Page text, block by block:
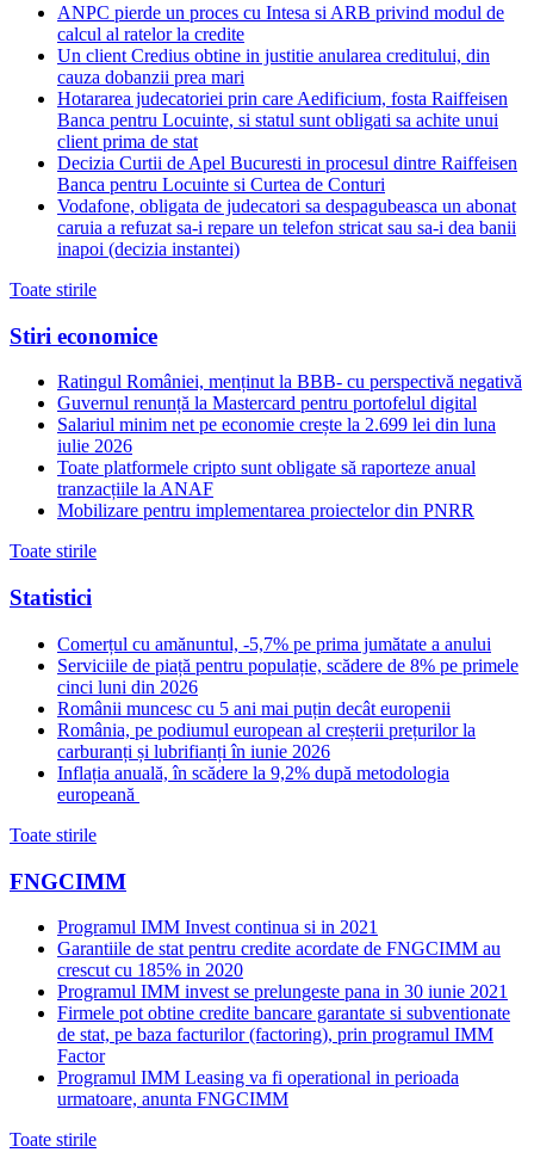
ANPC pierde un proces cu Intesa si ARB privind modul de
calcul al ratelor la credite
Un client Credius obtine in justitie anularea creditului, din
cauza dobanzii prea mari
Hotararea judecatoriei prin care Aedificium, fosta Raiffeisen
Banca pentru Locuinte, si statul sunt obligati sa achite unui
client prima de stat
Decizia Curtii de Apel Bucuresti in procesul dintre Raiffeisen
Banca pentru Locuinte si Curtea de Conturi
Vodafone, obligata de judecatori sa despagubeasca un abonat
caruia a refuzat sa-i repare un telefon stricat sau sa-i dea banii
inapoi (decizia instantei)
Toate stirile
Stiri economice
Ratingul României, menținut la BBB- cu perspectivă negativă
Guvernul renunță la Mastercard pentru portofelul digital
Salariul minim net pe economie crește la 2.699 lei din luna
iulie 2026
Toate platformele cripto sunt obligate să raporteze anual
tranzacțiile la ANAF
Mobilizare pentru implementarea proiectelor din PNRR
Toate stirile
Statistici
Comerțul cu amănuntul, -5,7% pe prima jumătate a anului
Serviciile de piață pentru populație, scădere de 8% pe primele
cinci luni din 2026
Românii muncesc cu 5 ani mai puțin decât europenii
România, pe podiumul european al creșterii prețurilor la
carburanți și lubrifianți în iunie 2026
Inflația anuală, în scădere la 9,2% după metodologia
europeană
Toate stirile
FNGCIMM
Programul IMM Invest continua si in 2021
Garantiile de stat pentru credite acordate de FNGCIMM au
crescut cu 185% in 2020
Programul IMM invest se prelungeste pana in 30 iunie 2021
Firmele pot obtine credite bancare garantate si subventionate
de stat, pe baza facturilor (factoring), prin programul IMM
Factor
Programul IMM Leasing va fi operational in perioada
urmatoare, anunta FNGCIMM
Toate stirile